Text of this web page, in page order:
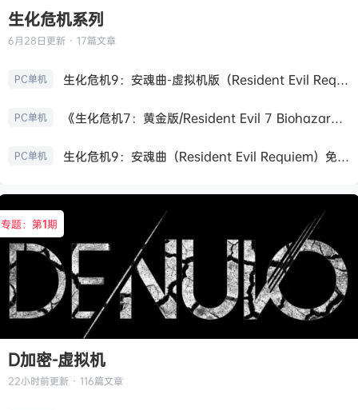
生化危机系列
6月28日更新 · 17篇文章
PC单机 生化危机9：安魂曲-虚拟机版（Resident Evil Requiem HYPERVISOR）免安装中文版
PC单机 《生化危机7：黄金版/Resident Evil 7 Biohazard》免安装中文版
PC单机 生化危机9：安魂曲（Resident Evil Requiem）免安装中文版
专题：第1期
D加密-虚拟机
22小时前更新 · 116篇文章